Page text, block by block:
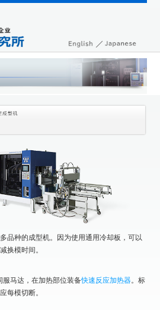
品种的成型机。因为使用通用冷却板，可以
换模时间。
服马达，在加热部位装备快速反应加热器。标
每模切断。